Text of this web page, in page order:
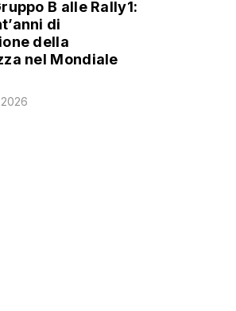
B alle Rally1:
di
della
nel Mondiale